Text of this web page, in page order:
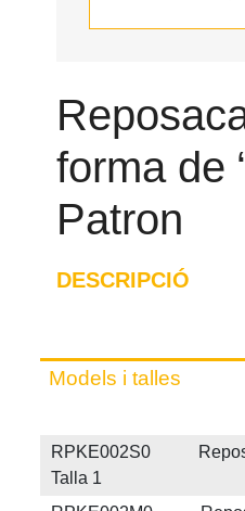
forma de
Patron
DESCRIPCIÓ
Models i talles
RPKE002S0
Talla 1